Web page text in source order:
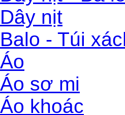
Dây nịt
Balo - Túi
Áo
Áo sơ mi
Áo khoác